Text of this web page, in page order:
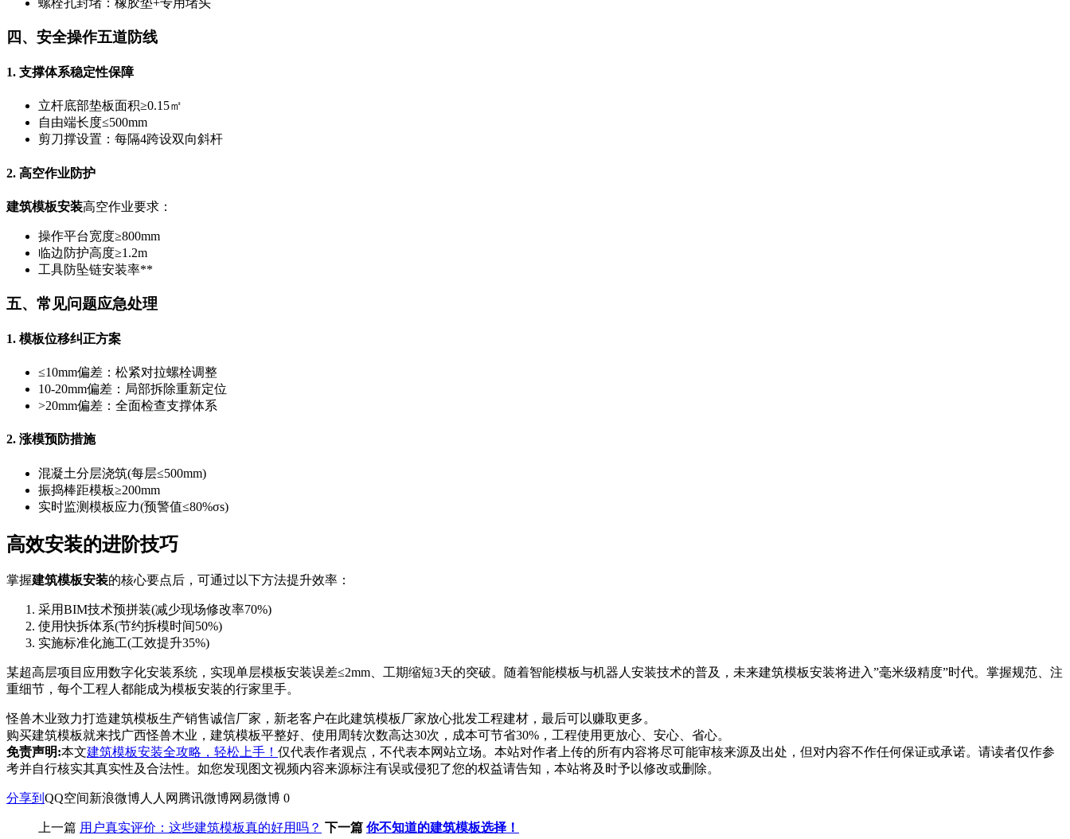
螺栓孔封堵：橡胶垫+专用堵头
四、安全操作五道防线
1. 支撑体系稳定性保障
立杆底部垫板面积≥0.15㎡
自由端长度≤500mm
剪刀撑设置：每隔4跨设双向斜杆
2. 高空作业防护
建筑模板安装高空作业要求：
操作平台宽度≥800mm
临边防护高度≥1.2m
工具防坠链安装率**
五、常见问题应急处理
1. 模板位移纠正方案
≤10mm偏差：松紧对拉螺栓调整
10-20mm偏差：局部拆除重新定位
>20mm偏差：全面检查支撑体系
2. 涨模预防措施
混凝土分层浇筑(每层≤500mm)
振捣棒距模板≥200mm
实时监测模板应力(预警值≤80%σs)
高效安装的进阶技巧
掌握建筑模板安装的核心要点后，可通过以下方法提升效率：
采用BIM技术预拼装(减少现场修改率70%)
使用快拆体系(节约拆模时间50%)
实施标准化施工(工效提升35%)
某超高层项目应用数字化安装系统，实现单层模板安装误差≤2mm、工期缩短3天的突破。随着智能模板与机器人安装技术的普及，未来建筑模板安装将进入”毫米级精度”时代。掌握规范、注
重细节，每个工程人都能成为模板安装的行家里手。
怪兽木业致力打造建筑模板生产销售诚信厂家，新老客户在此建筑模板厂家放心批发工程建材，最后可以赚取更多。
购买建筑模板就来找广西怪兽木业，建筑模板平整好、使用周转次数高达30次，成本可节省30%，工程使用更放心、安心、省心。
免责声明:本文建筑模板安装全攻略，轻松上手！ 仅代表作者观点，不代表本网站立场。本站对作者上传的所有内容将尽可能审核来源及出处，但对内容不作任何保证或承诺。请读者仅作参
考并自行核实其真实性及合法性。如您发现图文视频内容来源标注有误或侵犯了您的权益请告知，本站将及时予以修改或删除。
分享到 QQ空间新浪微博人人网 腾讯微博网易微博 0
上一篇 用户真实评价：这些建筑模板真的好用吗？ 下一篇 你不知道的建筑模板选择！